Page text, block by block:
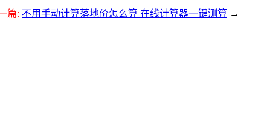
篇: 不用手动计算落地价怎么算 在线计算器一键测算 →